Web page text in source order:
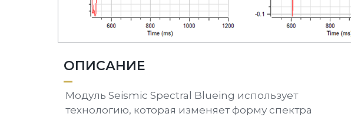
ОПИСАНИЕ
Модуль Seismic Spectral Blueing использует
технологию, которая изменяет форму спектра